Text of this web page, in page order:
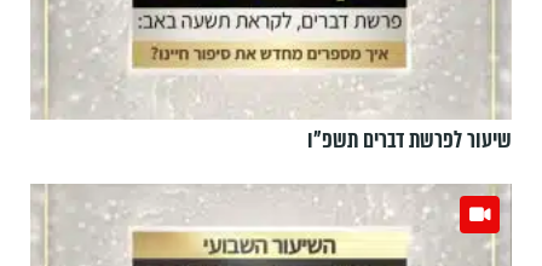
שיעור לפרשת דברים תשפ"ו